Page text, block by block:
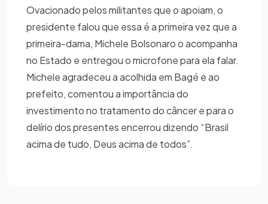
Ovacionado pelos militantes que o apoiam, o
presidente falou que essa é a primeira vez que a
primeira-dama, Michele Bolsonaro o acompanha
no Estado e entregou o microfone para ela falar.
Michele agradeceu a acolhida em Bagé e ao
prefeito, comentou a importância do
investimento no tratamento do câncer e para o
delírio dos presentes encerrou dizendo “Brasil
acima de tudo, Deus acima de todos”.